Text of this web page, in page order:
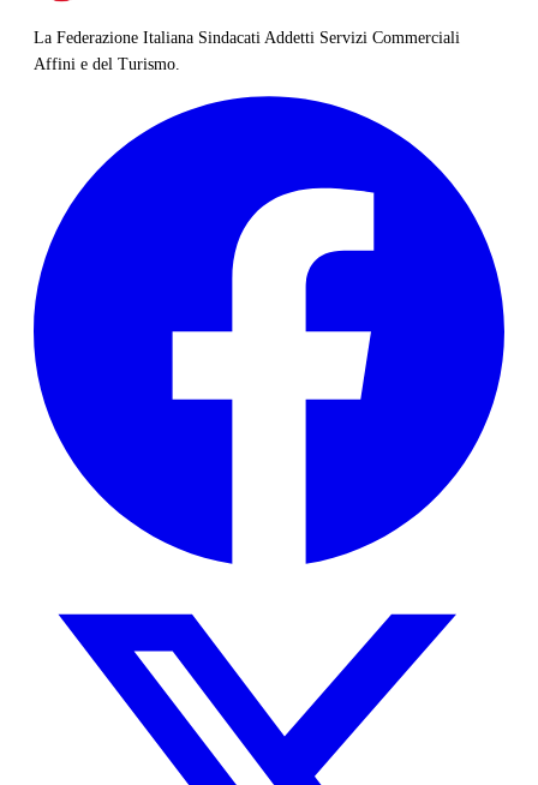
La Federazione Italiana Sindacati Addetti Servizi Commerciali
Affini e del Turismo.